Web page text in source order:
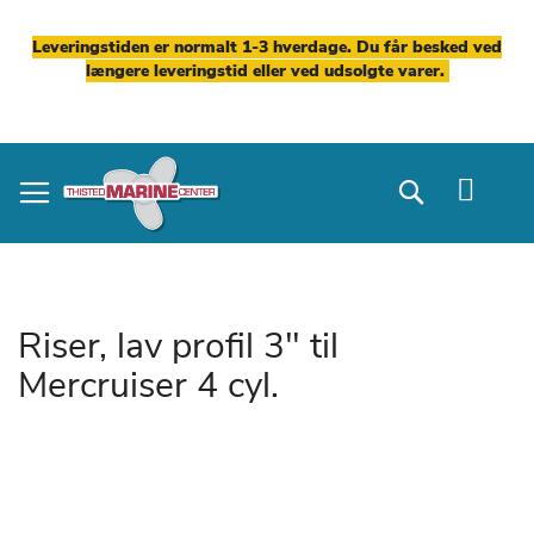
Leveringstiden er normalt 1-3 hverdage. Du får besked ved
længere leveringstid eller ved udsolgte varer.
to
Content
Search
Riser, lav profil 3" til
Mercruiser 4 cyl.